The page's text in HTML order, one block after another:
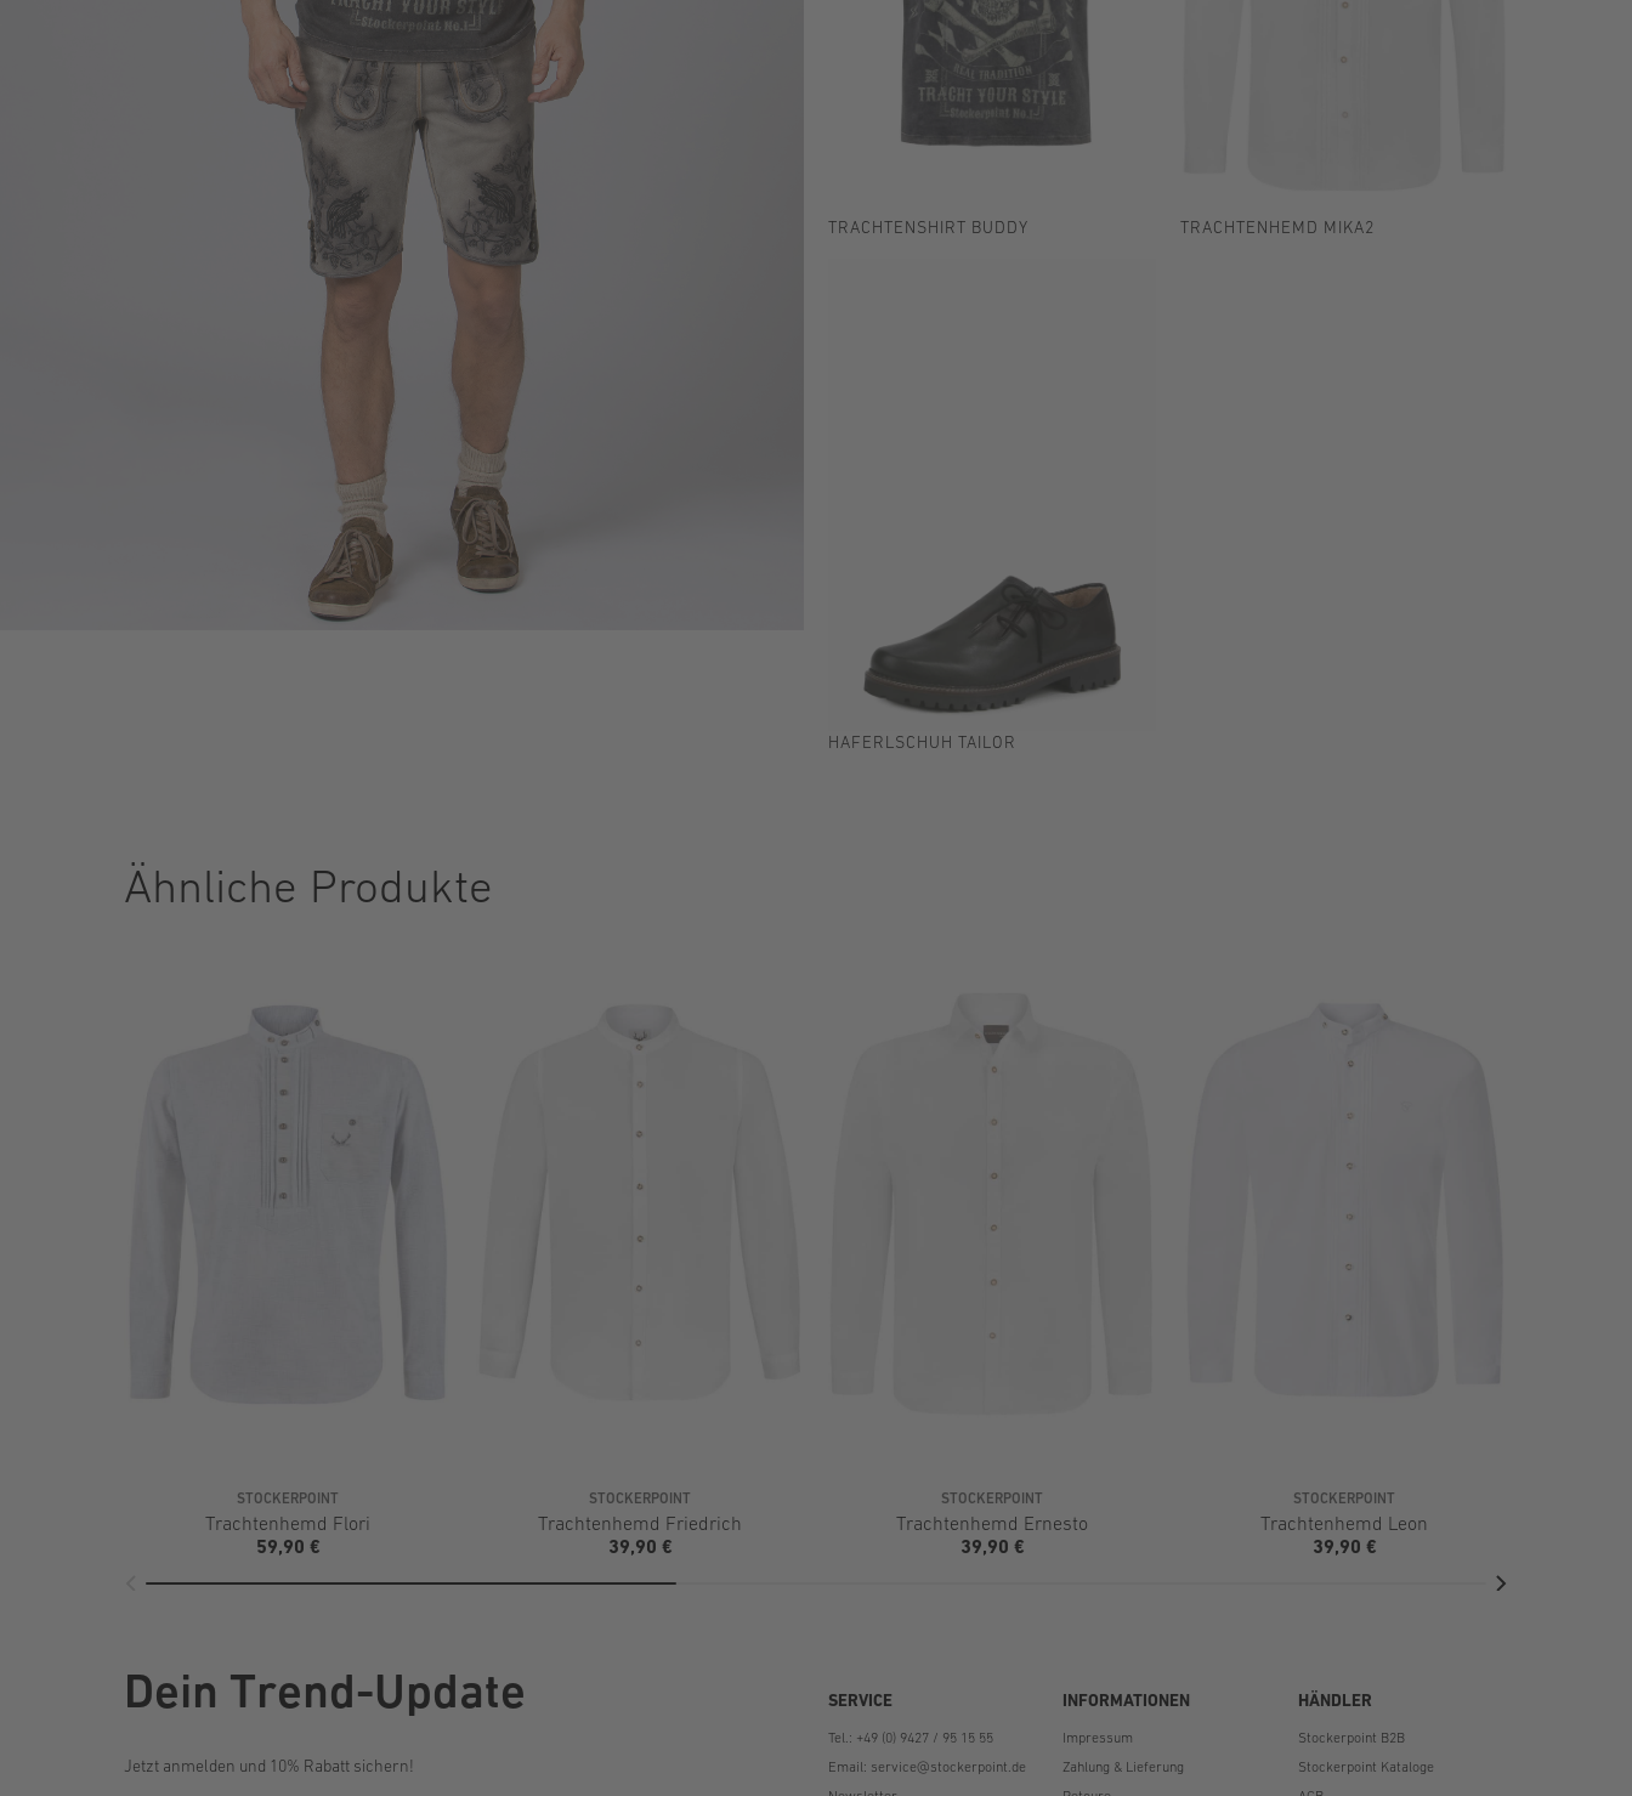
TRACHTENSHIRT BUDDY TRACHTENHEMD MIKA2
HAFERLSCHUH TAILOR
Ähnliche Produkte
STOCKERPOINT
Trachtenhemd Flori
59,90 €
STOCKERPOINT
Trachtenhemd Friedrich
39,90 €
STOCKERPOINT
Trachtenhemd Ernesto
39,90 €
STOCKERPOINT
Trachtenhemd Leon
39,90 €
Dein Trend-Update
Jetzt anmelden und 10% Rabatt sichern!
SERVICE
Tel.: +49 (0) 9427 / 95 15 55
Email: service@stockerpoint.de
INFORMATIONEN
Impressum
Zahlung & Lieferung
HÄNDLER
Stockerpoint B2B
Stockerpoint Kataloge